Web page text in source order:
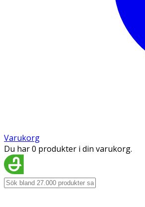
Varukorg
Du har 0 produkter i din varukorg.